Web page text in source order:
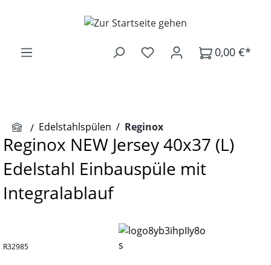
Zum Hauptinhalt springen
0,00 €*
Edelstahlspülen / Reginox
Reginox NEW Jersey 40x37 (L)
Edelstahl Einbauspüle mit
Integralablauf
R32985